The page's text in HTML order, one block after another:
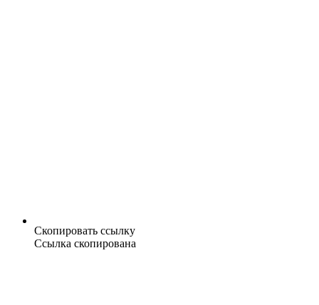
Скопировать ссылку
Ссылка скопирована